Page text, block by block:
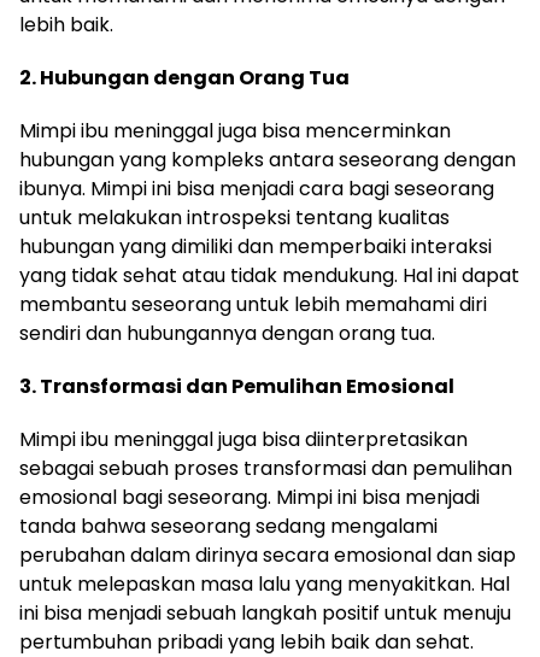
lebih baik.
2. Hubungan dengan Orang Tua
Mimpi ibu meninggal juga bisa mencerminkan
hubungan yang kompleks antara seseorang dengan
ibunya. Mimpi ini bisa menjadi cara bagi seseorang
untuk melakukan introspeksi tentang kualitas
hubungan yang dimiliki dan memperbaiki interaksi
yang tidak sehat atau tidak mendukung. Hal ini dapat
membantu seseorang untuk lebih memahami diri
sendiri dan hubungannya dengan orang tua.
3. Transformasi dan Pemulihan Emosional
Mimpi ibu meninggal juga bisa diinterpretasikan
sebagai sebuah proses transformasi dan pemulihan
emosional bagi seseorang. Mimpi ini bisa menjadi
tanda bahwa seseorang sedang mengalami
perubahan dalam dirinya secara emosional dan siap
untuk melepaskan masa lalu yang menyakitkan. Hal
ini bisa menjadi sebuah langkah positif untuk menuju
pertumbuhan pribadi yang lebih baik dan sehat.